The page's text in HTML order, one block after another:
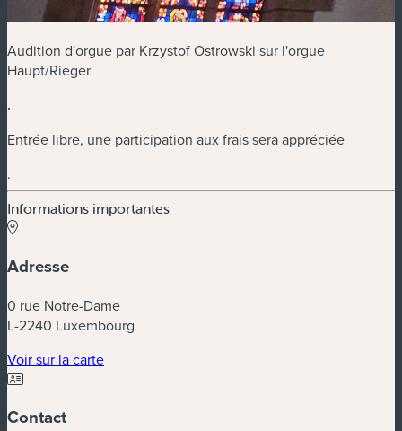
Audition d'orgue par Krzystof Ostrowski sur l'orgue
Haupt/Rieger
.
Entrée libre, une participation aux frais sera appréciée
.
Informations importantes
Adresse
0 rue Notre-Dame
L-2240 Luxembourg
Voir sur la carte(nouvelle fenêtre)
Contact